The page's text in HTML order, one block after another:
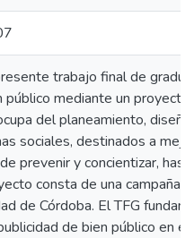
trabajo final de
público mediante un
del planeamiento,
sociales, destinados a
prevenir y concientizar,
consta de una campaña
de Córdoba. El TFG
de bien público en